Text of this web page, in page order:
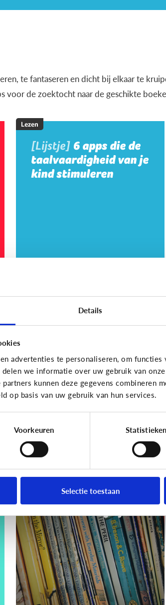
Details
advertenties te personaliseren, om
we informatie over uw gebruik van
kunnen deze gegevens combineren
op basis van uw gebruik van hun services.
Voorkeuren Statistieken
Selectie toestaan
te fantaseren en dicht bij elkaar te
voor de zoektocht naar de geschikte
Lezen
[Lijstje] 6 apps die de
taalvaardigheid van je
kind stimuleren
Lezen
Heeft het nut dat ik
voor hen zingt of hen een versje
influistert. Ze houden van
klankwoorden en van rijmen.
boeken zijn geschikt